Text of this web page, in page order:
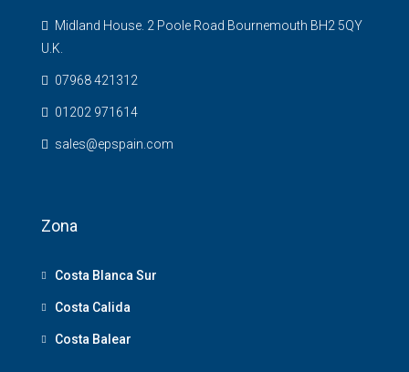
Midland House. 2 Poole Road Bournemouth BH2 5QY
U.K.
07968 421312
01202 971614
sales@epspain.com
Zona
Costa Blanca Sur
Costa Calida
Costa Balear